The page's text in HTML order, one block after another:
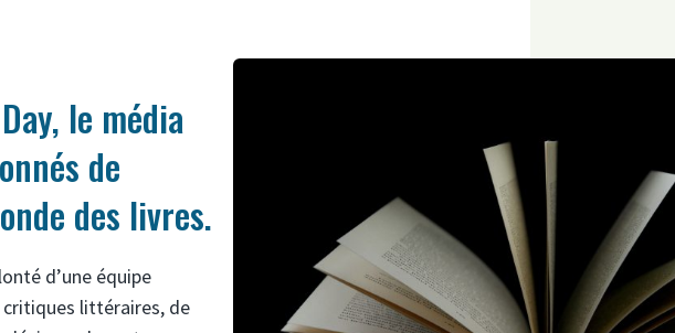
le média
de
des livres.
d’une équipe
critiques littéraires, de